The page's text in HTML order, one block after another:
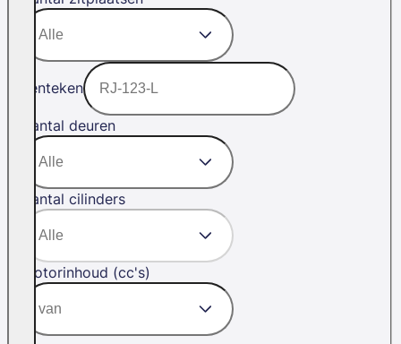
Kenteken
Aantal deuren
Aantal cilinders
Motorinhoud (cc's)